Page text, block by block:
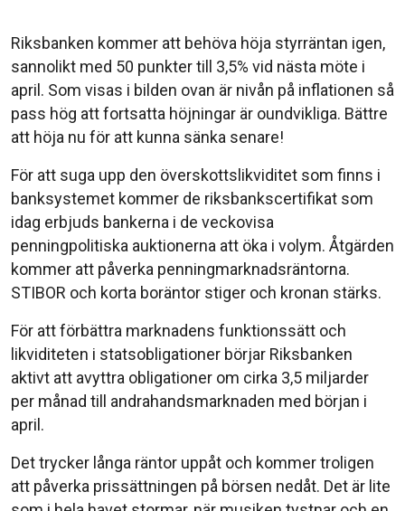
Riksbanken kommer att behöva höja styrräntan igen,
sannolikt med 50 punkter till 3,5% vid nästa möte i
april. Som visas i bilden ovan är nivån på inflationen så
pass hög att fortsatta höjningar är oundvikliga. Bättre
att höja nu för att kunna sänka senare!
För att suga upp den överskottslikviditet som finns i
banksystemet kommer de riksbankscertifikat som
idag erbjuds bankerna i de veckovisa
penningpolitiska auktionerna att öka i volym. Åtgärden
kommer att påverka penningmarknadsräntorna.
STIBOR och korta boräntor stiger och kronan stärks.
För att förbättra marknadens funktionssätt och
likviditeten i statsobligationer börjar Riksbanken
aktivt att avyttra obligationer om cirka 3,5 miljarder
per månad till andrahandsmarknaden med början i
april.
Det trycker långa räntor uppåt och kommer troligen
att påverka prissättningen på börsen nedåt. Det är lite